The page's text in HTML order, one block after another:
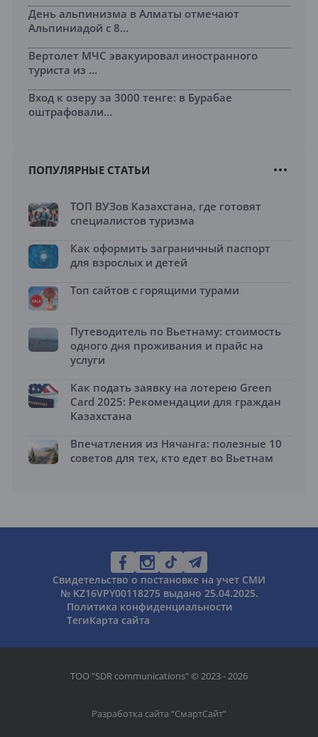
День альпинизма в Алматы отмечают
Альпиниадой с 8...
Вертолет МЧС эвакуировал иностранного
туриста из ...
Вход к озеру за 3000 тенге: в Бурабае
оштрафовали...
ПОПУЛЯРНЫЕ СТАТЬИ
ТОП ВУЗов Казахстана, где готовят
специалистов туризма
Как оформить заграничный паспорт
для взрослых и детей
Топ сайтов с горящими турами
Путеводитель по Вьетнаму: стоимость
одного дня проживания и прайс на
услуги
Как подать заявку на лотерею Green
Card 2025: Рекомендации для граждан
Казахстана
Впечатления из Нячанга: полезные 10
советов для тех, кто едет во Вьетнам
Свидетельство о постановке на учет СМИ
№ KZ16VPY00118275 выдано 25.04.2025.
Политика конфиденциальности
ТегиКарта сайта
ТОО "SDR communications" © 2023 - 2026
Разработка сайта “СмартСайт”